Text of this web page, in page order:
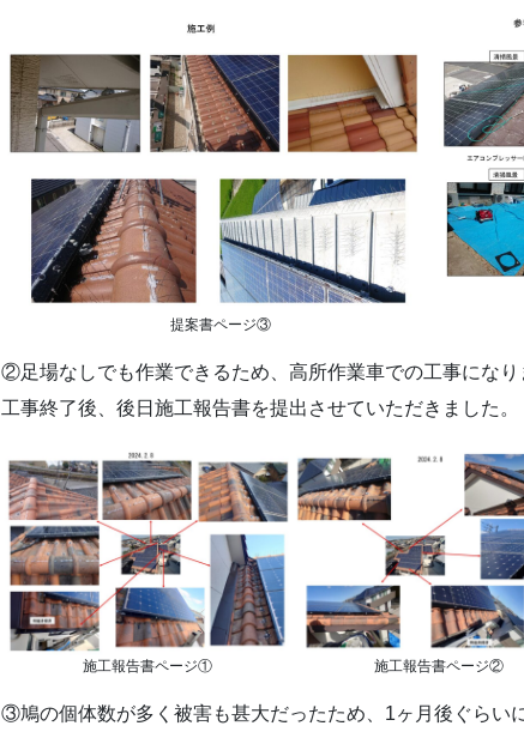
提案書ページ③
②足場なしでも作業できるため、高所作業車での工事になり
工事終了後、後日施工報告書を提出させていただきました。
施工報告書ページ① 施工報告書ページ②
③鳩の個体数が多く被害も甚大だったため、1ヶ月後ぐらい